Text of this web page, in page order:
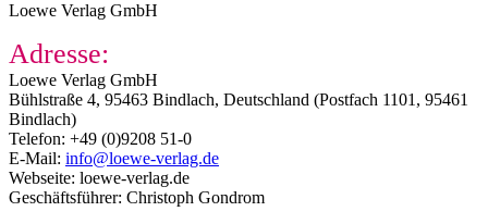
Loewe Verlag GmbH
Adresse:
Loewe Verlag GmbH
Bühlstraße 4, 95463 Bindlach, Deutschland (Postfach 1101, 95461
Bindlach)
Telefon: +49 (0)9208 51-0
E-Mail: info@loewe-verlag.de
Webseite: loewe-verlag.de
Geschäftsführer: Christoph Gondrom